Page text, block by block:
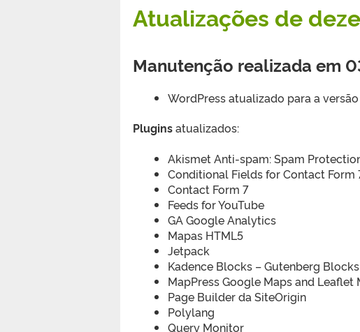
Atualizações de
Manutenção realizada em
WordPress atualizado para a versão
Pluginsatualizados:
Akismet Anti-spam: Spam
Conditional Fields for Contact Form
Contact Form 7
Feeds for YouTube
GA Google Analytics
Mapas HTML5
Jetpack
Kadence Blocks – Gutenberg
MapPress Google Maps and Leaflet
Page Builder da SiteOrigin
Polylang
Query Monitor